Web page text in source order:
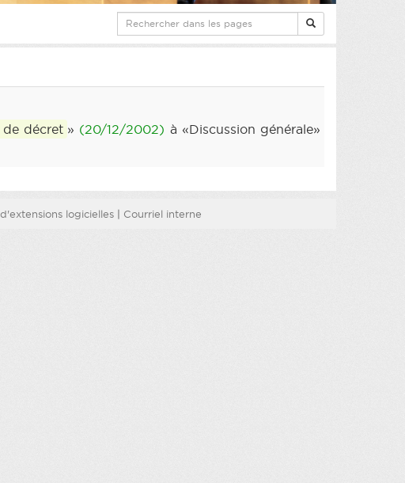
décret » (20/12/2002) à «Discussion générale»
logicielles | Courriel interne